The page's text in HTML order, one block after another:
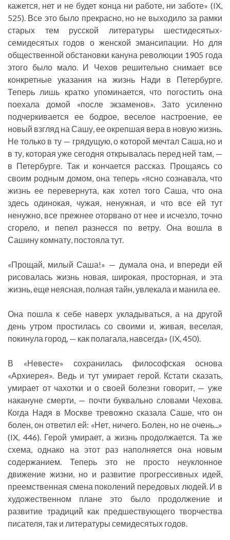
кажется, нет и не будет конца ни работе, ни заботе» (IX,
525). Все это было прекрасно, но не выходило за рамки
старых тем русской литературы шестидесятых-
семидесятых годов о женской эмансипации. Но для
общественной обстановки кануна революции 1905 года
этого было мало. И Чехов решительно снимает все
конкретные указания на жизнь Нади в Петербурге.
Теперь лишь кратко упоминается, что погостить она
поехала домой «после экзаменов». Зато усиленно
подчеркивается ее бодрое, веселое настроение, ее
новый взгляд на Сашу, ее окрепшая вера в новую жизнь.
Не только в ту — грядущую, о которой мечтал Саша, но и
в ту, которая уже сегодня открывалась перед ней там, —
в Петербурге. Так и кончается рассказ. Прощаясь со
своим родным домом, она теперь «ясно сознавала, что
жизнь ее перевернута, как хотел того Саша, что она
здесь одинокая, чужая, ненужная, и что все ей тут
ненужно, все прежнее оторвано от нее и исчезло, точно
сгорело, и пепел разнесся по ветру. Она вошла в
Сашину комнату, постояла тут.
«Прощай, милый Саша!» — думала она, и впереди ей
рисовалась жизнь новая, широкая, просторная, и эта
жизнь, еще неясная, полная тайн, увлекала и манила ее.
Она пошла к себе наверх укладываться, а на другой
день утром простилась со своими и, живая, веселая,
покинула город, — как полагала, навсегда» (IX, 450).
В «Невесте» сохранилась философская основа
«Архиерея». Ведь и тут умирает герой. Кстати сказать,
умирает от чахотки и о своей болезни говорит, — уже
накануне смерти, — почти буквально словами Чехова.
Когда Надя в Москве тревожно сказала Саше, что он
болен, он ответил ей: «Нет, ничего. Болен, но не очень...»
(IX, 446). Герой умирает, а жизнь продолжается. Та же
схема, однако на этот раз наполняется она новым
содержанием. Теперь это не просто неуклонное
движение жизни, но и развитие прогрессивных идей,
преемственная смена поколений передовых людей. И в
художественном плане это было продолжение и
развитие традиций как предшествующего творчества
писателя, так и литературы семидесятых годов.